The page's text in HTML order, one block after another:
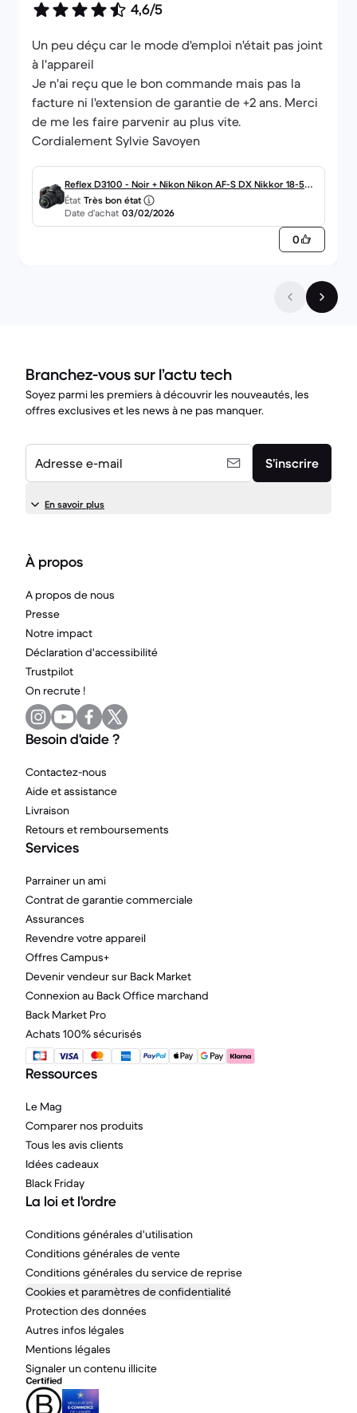
4,6/5
Un peu déçu car le mode d'emploi n'était pas joint
à l'appareil
Je n'ai reçu que le bon commande mais pas la
facture ni l'extension de garantie de +2 ans. Merci
de me les faire parvenir au plus vite.
Cordialement Sylvie Savoyen
Reflex D3100 - Noir + Nikon Nikon AF-S DX Nikkor 18-55
mm f/3.5-5.6G VR f/3.5-5.6G
État Très bon état
Date d’achat 03/02/2026
0
Branchez-vous sur l’actu tech
Soyez parmi les premiers à découvrir les nouveautés, les
offres exclusives et les news à ne pas manquer.
Adresse e-mail S’inscrire
En savoir plus
À propos
A propos de nous
Presse
Notre impact
Déclaration d'accessibilité
Trustpilot
On recrute !
Besoin d'aide ?
Contactez-nous
Aide et assistance
Livraison
Retours et remboursements
Services
Parrainer un ami
Contrat de garantie commerciale
Assurances
Revendre votre appareil
Offres Campus+
Devenir vendeur sur Back Market
Connexion au Back Office marchand
Back Market Pro
Achats 100% sécurisés
Ressources
Le Mag
Comparer nos produits
Tous les avis clients
Idées cadeaux
Black Friday
La loi et l'ordre
Conditions générales d'utilisation
Conditions générales de vente
Conditions générales du service de reprise
Cookies et paramètres de confidentialité
Protection des données
Autres infos légales
Mentions légales
Signaler un contenu illicite